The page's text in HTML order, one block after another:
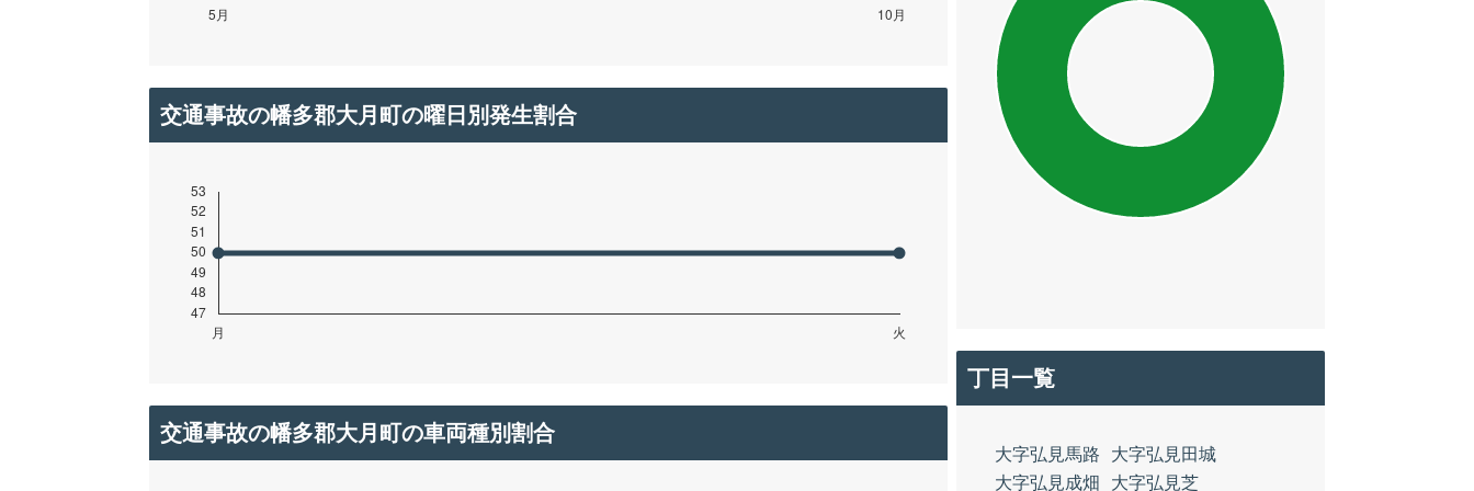
交通事故の幡多郡大月町の曜日別発生割合
交通事故の幡多郡大月町の車両種別割合
丁目一覧
大字弘見馬路
大字弘見田城
大字弘見成畑
大字弘見芝